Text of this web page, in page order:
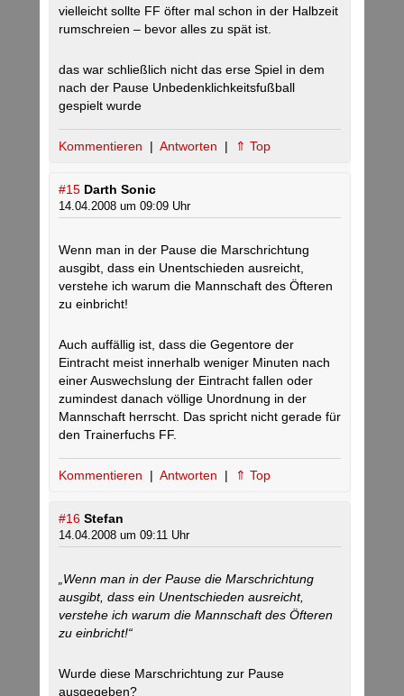
vielleicht sollte FF öfter mal schon in der Halbzeit
rumschreien – bevor alles zu spät ist.
das war schließlich nicht das erse Spiel in dem
nach der Pause Unbedenklichkeitsfußball
gespielt wurde
Kommentieren | Antworten | ⇑ Top
#15 Darth Sonic
14.04.2008 um 09:09 Uhr
Wenn man in der Pause die Marschrichtung
ausgibt, dass ein Unentschieden ausreicht,
verstehe ich warum die Mannschaft des Öfteren
zu einbricht!
Auch auffällig ist, dass die Gegentore der
Eintracht meist innerhalb weniger Minuten nach
einer Auswechslung der Eintracht fallen oder
zumindest danach völlige Unordnung in der
Mannschaft herrscht. Das spricht nicht gerade für
den Trainerfuchs FF.
Kommentieren | Antworten | ⇑ Top
#16 Stefan
14.04.2008 um 09:11 Uhr
„Wenn man in der Pause die Marschrichtung
ausgibt, dass ein Unentschieden ausreicht,
verstehe ich warum die Mannschaft des Öfteren
zu einbricht!“
Wurde diese Marschrichtung zur Pause
ausgegeben?